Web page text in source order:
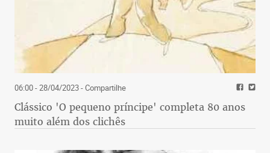
pós-pandemia. Foi na Comissão de
Desenvolvimento Regional e Turismo do Senado,
presidida por Fernando Collor de Mello (Pros-AL),
autor da iniciativa.
Está otimista
“A economia brasileira está de novo em uma rota
06:00 - 28/04/2023- Compartilhe
Clássico 'O pequeno príncipe' completa 80 anos
muito além dos clichês